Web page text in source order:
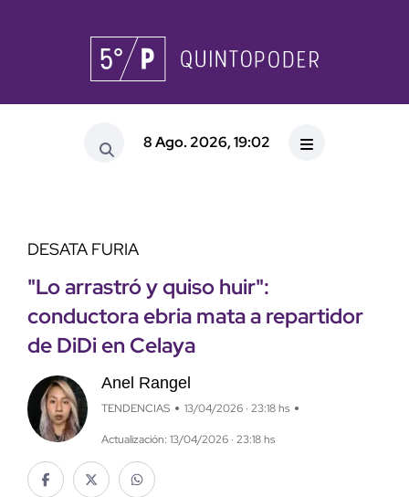
8 Ago. 2026, 19:02
DESATA FURIA
"Lo arrastró y quiso huir":
conductora ebria mata a repartidor
de DiDi en Celaya
Anel Rangel
TENDENCIAS 13/04/2026 · 23:18 hs
Actualización: 13/04/2026 · 23:18 hs